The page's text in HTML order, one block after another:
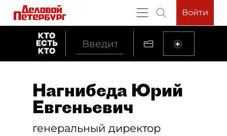
Войти
Нагнибеда Юрий
Евгеньевич
генеральный директор